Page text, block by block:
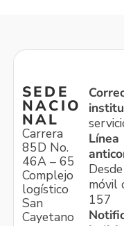
SEDE
NACIO
NAL
Carrera
85D No.
46A – 65
Complejo
logístico
San
Cayetano
Línea
Desde
móvil
157